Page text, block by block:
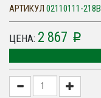
АРТИКУЛ 02110111-218B
ЦЕНА: 2 867 p